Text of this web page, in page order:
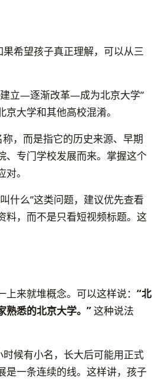
希望孩子真正理解，可以从三
立—逐渐改革—成为北京大学”
大学和其他高校混淆。
，而是指它的历史来源、早期
、专门学校发展而来。掌握这个
。
什么”这类问题，建议优先查看
料，而不是只看短视频标题。这
来就堆概念。可以这样说： “北
熟悉的北京大学。”这种说法
候有小名，长大后可能用正式
是一条连续的线。这样讲，孩子